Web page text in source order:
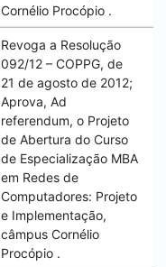
Cornélio Procópio .
Revoga a Resolução
092/12 – COPPG, de
21 de agosto de 2012;
Aprova, Ad
referendum, o Projeto
de Abertura do Curso
de Especialização MBA
em Redes de
Computadores: Projeto
e Implementação,
câmpus Cornélio
Procópio .